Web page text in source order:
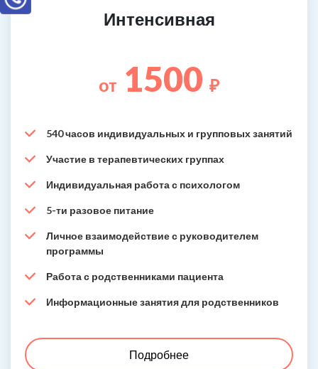
Интенсивная
от 1500 ₽
540 часов индивидуальных и групповых занятий
Участие в терапевтических группах
Индивидуальная работа с психологом
5-ти разовое питание
Личное взаимодействие с руководителем
программы
Работа с родственниками пациента
Информационные занятия для родственников
Подробнее